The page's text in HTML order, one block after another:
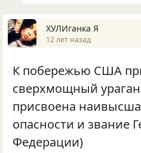
ХУЛИганка Я
12 лет назад
К побережью США
сверхмощный
присвоена
опасности и звание
Федерации)